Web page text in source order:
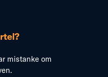
mistanke om